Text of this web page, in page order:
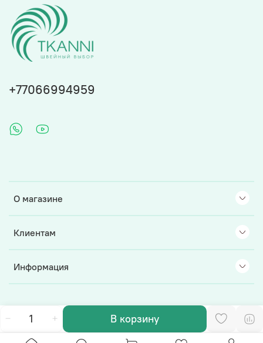
В корзину
О магазине
Клиентам
Информация
+77066994959